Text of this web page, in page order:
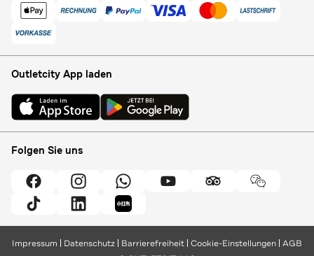
Outletcity App laden
Folgen Sie uns
Impressum Datenschutz Barrierefreiheit Cookie-Einstellungen AGB